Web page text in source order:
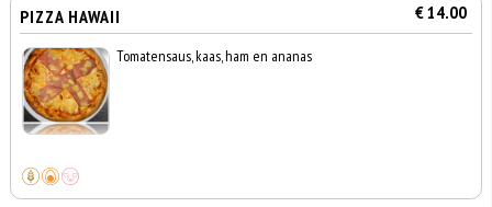
PIZZA HAWAII € 14.00
Tomatensaus, kaas, ham en ananas